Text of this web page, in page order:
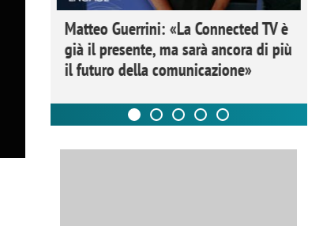
Matteo Guerrini: «La Connected TV è
già il presente, ma sarà ancora di più
il futuro della comunicazione»